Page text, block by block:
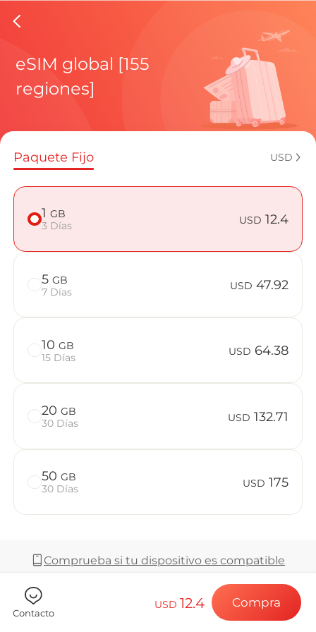
eSIMs
Planes
¿Cómo
Ventajas
Preguntas
Elija su
Instale su
Disfrute de su
Conexión a
eSIM global [155
regiones]
Paquete Fijo USD
1 GB
3 Días
USD 12.4
5 GB
7 Días
USD 47.92
10 GB
15 Días
USD 64.38
20 GB
30 Días
USD 132.71
50 GB
30 Días
USD 175
Comprueba si tu dispositivo es compatible
Cobertura y Red
Contacto
USD 12.4 Compra